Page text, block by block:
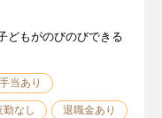
どもがのびのびできる
当あり
勤なし 退職金あり